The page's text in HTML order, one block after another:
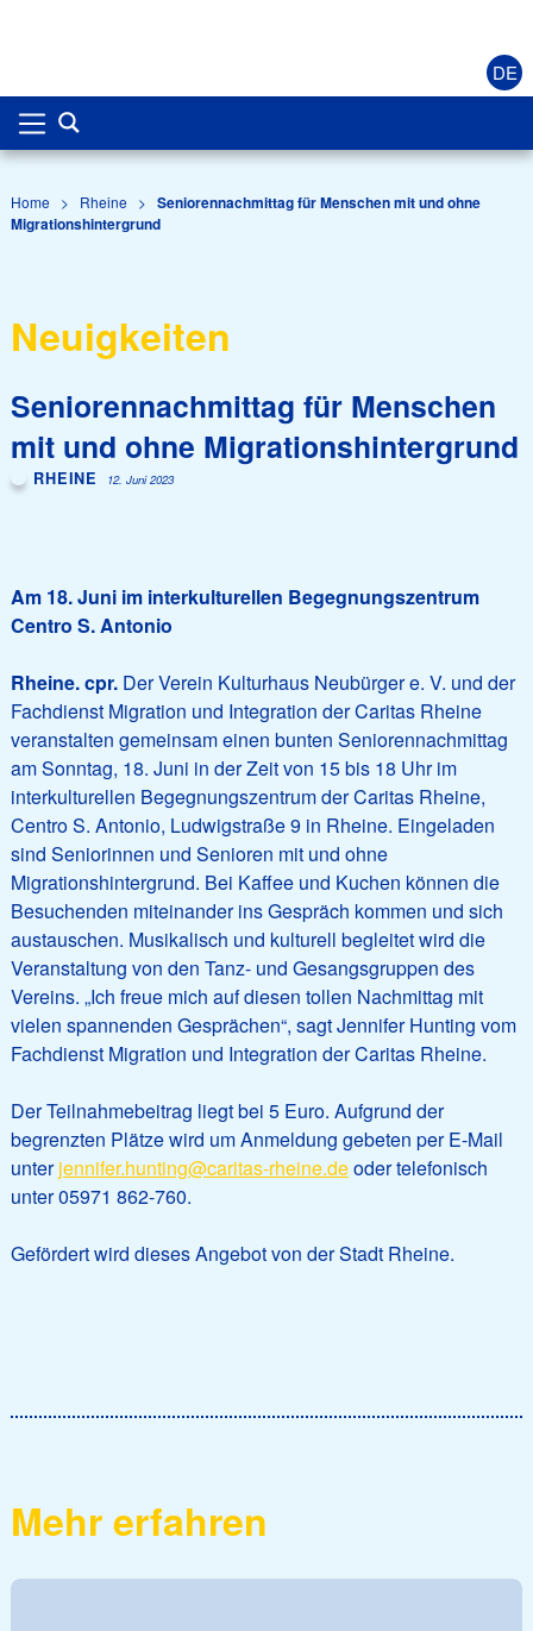
DE
Home > Rheine > Seniorennachmittag für Menschen mit und ohne
Migrationshintergrund
Neuigkeiten
Seniorennachmittag für Menschen
mit und ohne Migrationshintergrund
RHEINE 12. Juni 2023
Am 18. Juni im interkulturellen Begegnungszentrum
Centro S. Antonio
Rheine. cpr.Der Verein Kulturhaus Neubürger e. V. und der
Fachdienst Migration und Integration der Caritas Rheine
veranstalten gemeinsam einen bunten Seniorennachmittag
am Sonntag, 18. Juni in der Zeit von 15 bis 18 Uhr im
interkulturellen Begegnungszentrum der Caritas Rheine,
Centro S. Antonio, Ludwigstraße 9 in Rheine. Eingeladen
sind Seniorinnen und Senioren mit und ohne
Migrationshintergrund. Bei Kaffee und Kuchen können die
Besuchenden miteinander ins Gespräch kommen und sich
austauschen. Musikalisch und kulturell begleitet wird die
Veranstaltung von den Tanz- und Gesangsgruppen des
Vereins. „Ich freue mich auf diesen tollen Nachmittag mit
vielen spannenden Gesprächen“, sagt Jennifer Hunting vom
Fachdienst Migration und Integration der Caritas Rheine.
Der Teilnahmebeitrag liegt bei 5 Euro. Aufgrund der
begrenzten Plätze wird um Anmeldung gebeten per E-Mail
unterjennifer.hunting@caritas-rheine.deoder telefonisch
unter 05971 862-760.
Gefördert wird dieses Angebot von der Stadt Rheine.
Mehr erfahren